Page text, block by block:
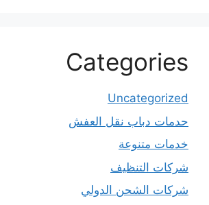
Categories
Uncategorized
حدمات دباب نقل العفش
خدمات متنوعة
شركات التنظيف
شركات الشحن الدولي